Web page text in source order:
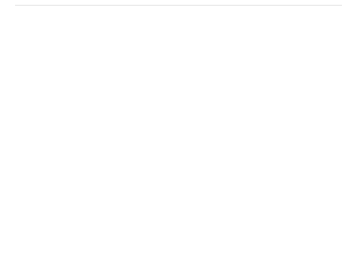
Γιάννινα. Στο παρελθόν έχει αγωνιστεί σε Λαμία (10